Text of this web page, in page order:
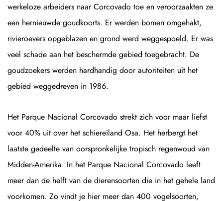
werkeloze arbeiders naar Corcovado toe en veroorzaakten ze
een hernieuwde goudkoorts. Er werden bomen omgehakt,
rivieroevers opgeblazen en grond werd weggespoeld. Er was
veel schade aan het beschermde gebied toegebracht. De
goudzoekers werden hardhandig door autoriteiten uit het
gebied weggedreven in 1986.
Het Parque Nacional Corcovado strekt zich voor maar liefst
voor 40% uit over het schiereiland Osa. Het herbergt het
laatste gedeelte van oorspronkelijke tropisch regenwoud van
Midden-Amerika. In het Parque Nacional Corcovado leeft
meer dan de helft van de dierensoorten die in het gehele land
voorkomen. Zo vindt je hier meer dan 400 vogelsoorten,